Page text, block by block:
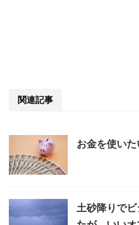
関連記事
お金を使いた
土砂降りで